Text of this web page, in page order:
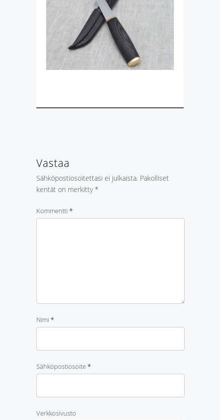
Vastaa
Sähköpostiosoitettasi ei julkaista. Pakolliset
kentät on merkitty*
Kommentti *
Nimi *
Sähköpostiosoite*
Verkkosivusto